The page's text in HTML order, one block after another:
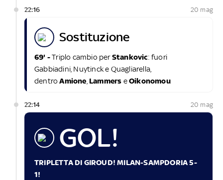
22:16 20 mag
sostituzione
69' -Triplo cambio perStankovic: fuori
Gabbiadini, Nuytinck e Quagliarella,
dentroAmione Lammers eOikonomou
22:14 20 mag
GOL!
TRIPLETTA DI GIROUD! MILAN-SAMPDORIA 5-
1!